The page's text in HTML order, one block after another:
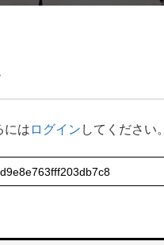
には ログイン してください。